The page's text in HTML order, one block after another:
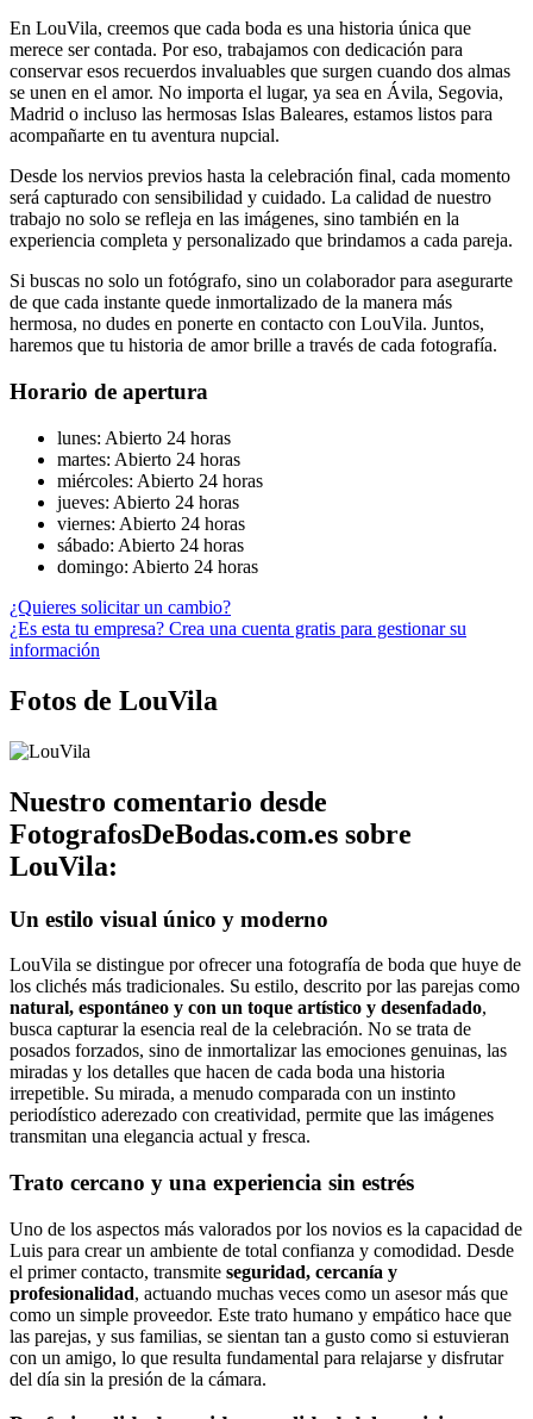
En LouVila, creemos que cada boda es una historia única que
merece ser contada. Por eso, trabajamos con dedicación para
conservar esos recuerdos invaluables que surgen cuando dos almas
se unen en el amor. No importa el lugar, ya sea en Ávila, Segovia,
Madrid o incluso las hermosas Islas Baleares, estamos listos para
acompañarte en tu aventura nupcial.
Desde los nervios previos hasta la celebración final, cada momento
será capturado con sensibilidad y cuidado. La calidad de nuestro
trabajo no solo se refleja en las imágenes, sino también en la
experiencia completa y personalizado que brindamos a cada pareja.
Si buscas no solo un fotógrafo, sino un colaborador para asegurarte
de que cada instante quede inmortalizado de la manera más
hermosa, no dudes en ponerte en contacto con LouVila. Juntos,
haremos que tu historia de amor brille a través de cada fotografía.
Horario de apertura
lunes: Abierto 24 horas
martes: Abierto 24 horas
miércoles: Abierto 24 horas
jueves: Abierto 24 horas
viernes: Abierto 24 horas
sábado: Abierto 24 horas
domingo: Abierto 24 horas
¿Quieres solicitar un cambio?
¿Es esta tu empresa? Crea una cuenta gratis para gestionar su
información
Fotos de LouVila
Nuestro comentario desde
FotografosDeBodas.com.es sobre
LouVila:
Un estilo visual único y moderno
LouVila se distingue por ofrecer una fotografía de boda que huye de
los clichés más tradicionales. Su estilo, descrito por las parejas como
natural, espontáneo y con un toque artístico y desenfadado,
busca capturar la esencia real de la celebración. No se trata de
posados forzados, sino de inmortalizar las emociones genuinas, las
miradas y los detalles que hacen de cada boda una historia
irrepetible. Su mirada, a menudo comparada con un instinto
periodístico aderezado con creatividad, permite que las imágenes
transmitan una elegancia actual y fresca.
Trato cercano y una experiencia sin estrés
Uno de los aspectos más valorados por los novios es la capacidad de
Luis para crear un ambiente de total confianza y comodidad. Desde
el primer contacto, transmite seguridad, cercanía y
profesionalidad, actuando muchas veces como un asesor más que
como un simple proveedor. Este trato humano y empático hace que
las parejas, y sus familias, se sientan tan a gusto como si estuvieran
con un amigo, lo que resulta fundamental para relajarse y disfrutar
del día sin la presión de la cámara.